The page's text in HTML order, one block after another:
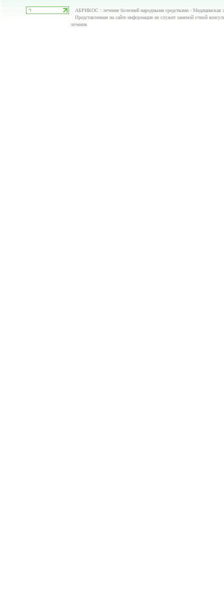
АБРИКОС : лечение болезней народными средствами - Медицинская
Представленная на сайте информация не служит заменой очной
лечения.